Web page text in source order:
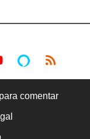
Poesía
comentar